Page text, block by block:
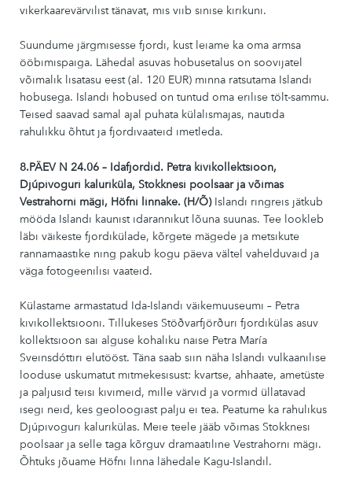
vikerkaarevärvilist tänavat, mis viib sinise kirikuni.
Suundume järgmisesse fjordi, kust leiame ka oma armsa
ööbimispaiga. Lähedal asuvas hobusetalus on soovijatel
võimalik lisatasu eest (al. 120 EUR) minna ratsutama Islandi
hobusega. Islandi hobused on tuntud oma erilise tölt-sammu.
Teised saavad samal ajal puhata külalismajas, nautida
rahulikku õhtut ja fjordivaateid imetleda.
8.PÄEV N 24.06 – Idafjordid. Petra kivikollektsioon,
Djúpivoguri kaluriküla, Stokknesi poolsaar ja võimas
Vestrahorni mägi, Höfni linnake. (H/Õ) Islandi ringreis jätkub
mööda Islandi kaunist idarannikut lõuna suunas. Tee lookleb
läbi väikeste fjordikülade, kõrgete mägede ja metsikute
rannamaastike ning pakub kogu päeva vältel vahelduvaid ja
väga fotogeenilisi vaateid.
Külastame armastatud Ida-Islandi väikemuuseumi – Petra
kivikollektsiooni. Tillukeses Stöðvarfjörðuri fjordikülas asuv
kollektsioon sai alguse kohaliku naise Petra María
Sveinsdóttiri elutööst. Täna saab siin näha Islandi vulkaanilise
looduse uskumatut mitmekesisust: kvartse, ahhaate, ametüste
ja paljusid teisi kivimeid, mille värvid ja vormid üllatavad
isegi neid, kes geoloogiast palju ei tea. Peatume ka rahulikus
Djúpivoguri kalurikülas. Meie teele jääb võimas Stokknesi
poolsaar ja selle taga kõrguv dramaatiline Vestrahorni mägi.
Õhtuks jõuame Höfni linna lähedale Kagu-Islandil.